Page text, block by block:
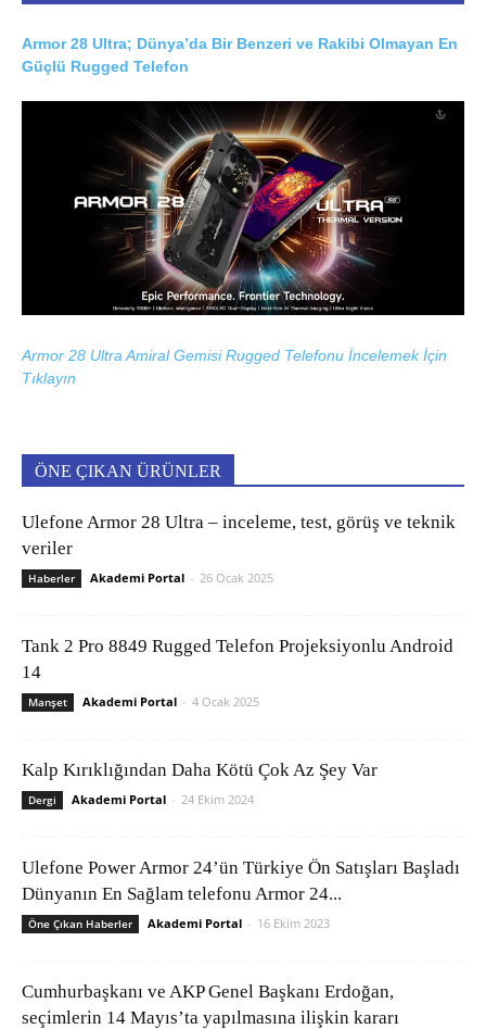
Armor 28 Ultra; Dünya’da Bir Benzeri ve Rakibi Olmayan En
Güçlü Rugged Telefon
Armor 28 Ultra Amiral Gemisi Rugged Telefonu İncelemek İçin
Tıklayın
ÖNE ÇIKAN ÜRÜNLER
Ulefone Armor 28 Ultra – inceleme, test, görüş ve teknik
veriler
Haberler Akademi Portal - 26 Ocak 2025
Tank 2 Pro 8849 Rugged Telefon Projeksiyonlu Android
14
Manşet Akademi Portal - 4 Ocak 2025
Kalp Kırıklığından Daha Kötü Çok Az Şey Var
Dergi Akademi Portal - 24 Ekim 2024
Ulefone Power Armor 24’ün Türkiye Ön Satışları Başladı
Dünyanın En Sağlam telefonu Armor 24...
Öne Çıkan Haberler Akademi Portal - 16 Ekim 2023
Cumhurbaşkanı ve AKP Genel Başkanı Erdoğan,
seçimlerin 14 Mayıs’ta yapılmasına ilişkin kararı